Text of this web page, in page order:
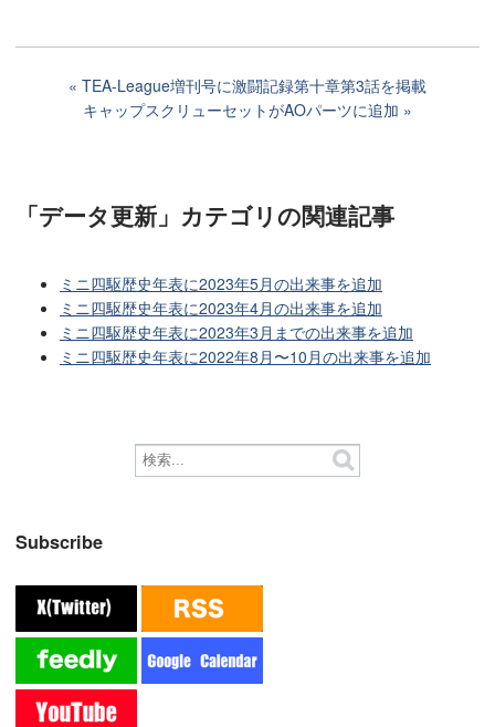
TEA-League増刊号に激闘記録第十章第3話を掲載
キャップスクリューセットがAOパーツに追加
「データ更新」カテゴリの関連記事
ミニ四駆歴史年表に2023年5月の出来事を追加
ミニ四駆歴史年表に2023年4月の出来事を追加
ミニ四駆歴史年表に2023年3月までの出来事を追加
ミニ四駆歴史年表に2022年8月〜10月の出来事を追加
Subscribe